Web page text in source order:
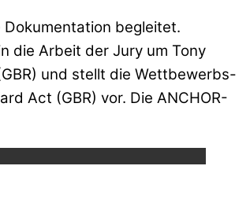
Dokumentation begleitet.
die Arbeit der Jury um Tony
und stellt die Wettbewerbs-
Act (GBR) vor. Die ANCHOR-